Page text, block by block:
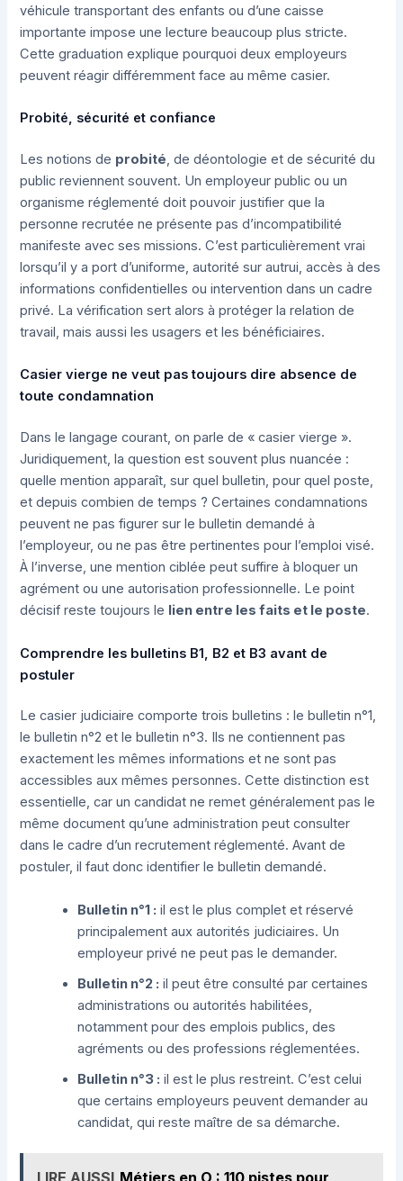
véhicule transportant des enfants ou d’une caisse
importante impose une lecture beaucoup plus stricte.
Cette graduation explique pourquoi deux employeurs
peuvent réagir différemment face au même casier.
Probité, sécurité et confiance
Les notions de probité, de déontologie et de sécurité du
public reviennent souvent. Un employeur public ou un
organisme réglementé doit pouvoir justifier que la
personne recrutée ne présente pas d’incompatibilité
manifeste avec ses missions. C’est particulièrement vrai
lorsqu’il y a port d’uniforme, autorité sur autrui, accès à des
informations confidentielles ou intervention dans un cadre
privé. La vérification sert alors à protéger la relation de
travail, mais aussi les usagers et les bénéficiaires.
Casier vierge ne veut pas toujours dire absence de
toute condamnation
Dans le langage courant, on parle de « casier vierge ».
Juridiquement, la question est souvent plus nuancée :
quelle mention apparaît, sur quel bulletin, pour quel poste,
et depuis combien de temps ? Certaines condamnations
peuvent ne pas figurer sur le bulletin demandé à
l’employeur, ou ne pas être pertinentes pour l’emploi visé.
À l’inverse, une mention ciblée peut suffire à bloquer un
agrément ou une autorisation professionnelle. Le point
décisif reste toujours le lien entre les faits et le poste.
Comprendre les bulletins B1, B2 et B3 avant de
postuler
Le casier judiciaire comporte trois bulletins : le bulletin n°1,
le bulletin n°2 et le bulletin n°3. Ils ne contiennent pas
exactement les mêmes informations et ne sont pas
accessibles aux mêmes personnes. Cette distinction est
essentielle, car un candidat ne remet généralement pas le
même document qu’une administration peut consulter
dans le cadre d’un recrutement réglementé. Avant de
postuler, il faut donc identifier le bulletin demandé.
Bulletin n°1 : il est le plus complet et réservé
principalement aux autorités judiciaires. Un
employeur privé ne peut pas le demander.
Bulletin n°2 : il peut être consulté par certaines
administrations ou autorités habilitées,
notamment pour des emplois publics, des
agréments ou des professions réglementées.
Bulletin n°3 : il est le plus restreint. C’est celui
que certains employeurs peuvent demander au
candidat, qui reste maître de sa démarche.